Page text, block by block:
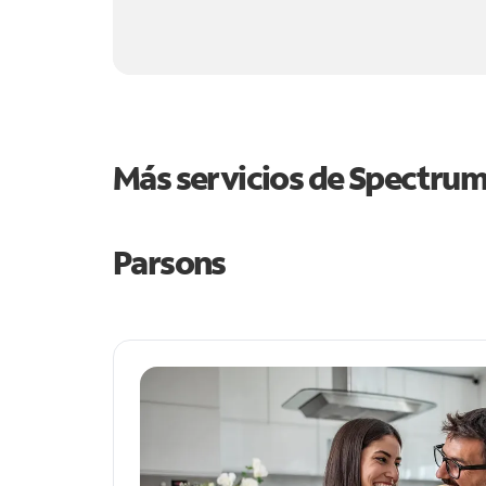
Más servicios de
Parsons